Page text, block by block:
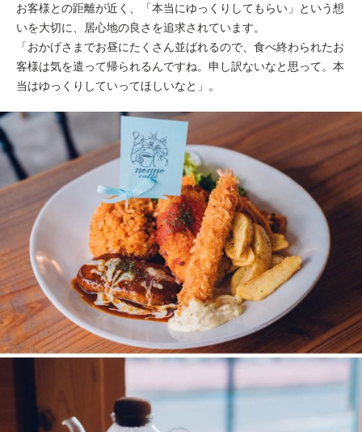
お客様との距離が近く、「本当にゆっくりしてもらい」という想
いを大切に、居心地の良さを追求されています。
「おかげさまでお昼にたくさん並ばれるので、食べ終わられたお
客様は気を遣って帰られるんですね。申し訳ないなと思って。本
当はゆっくりしていってほしいなと」。